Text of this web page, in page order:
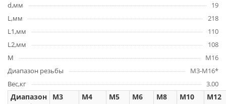
d,мм
19
L,мм
218
L1,мм
110
L2,мм
108
М
M16
Диапазон резьбы
M3-M16*
Вес,кг
3.00
Диапазон
M3 M4 M5 M6 M8 M10 M12